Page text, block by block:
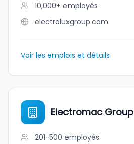
10,000+ employés
electroluxgroup.com
Voir les emplois et détails
Electromac Group
201-500 employés